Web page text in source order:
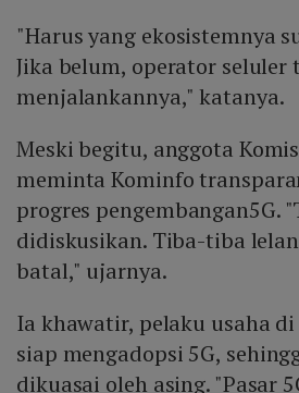
"Harus yang ekosistemnya
Jika belum, operator seluler
menjalankannya," katanya.
Meski begitu, anggota
meminta Kominfo
progres pengembangan5G.
didiskusikan. Tiba-tiba
batal," ujarnya.
Ia khawatir, pelaku usaha
siap mengadopsi 5G,
dikuasai oleh asing. "Pasar